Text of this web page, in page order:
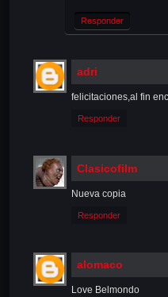
Responder
adri
felicitaciones,al fin
Responder
Clasicofilm
Nueva copia
Responder
alomaco
Love Belmondo